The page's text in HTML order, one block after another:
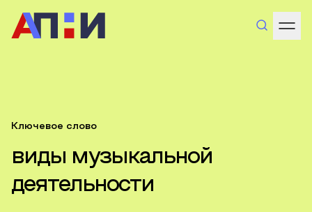
Ключевое слово
виды музыкальной
деятельности